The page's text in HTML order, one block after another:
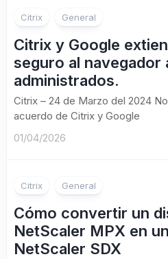
Citrix General
Citrix y Google
seguro al navegador
administrados.
Citrix – 24 de Marzo del 2024
acuerdo de Citrix y Google
01/04/2026
Citrix General
Cómo convertir un
NetScaler MPX en
NetScaler SDX